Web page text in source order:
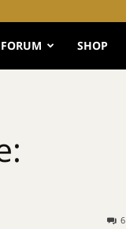
FORUM SHOP
6